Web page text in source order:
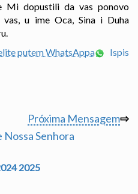
Mi dopustili da vas ponovo
u ime Oca, Sina i Duha
putem WhatsAppa
Ispis
Próxima Mensagem⇨
Nossa Senhora
2025